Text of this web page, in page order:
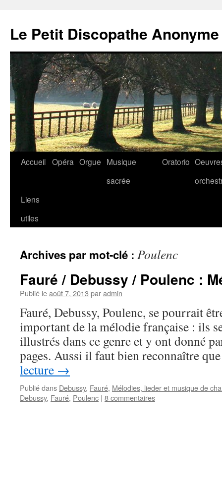
contenu
Le Petit Discopathe Anonyme
Accueil Opéra Orgue Musique
sacrée
Oratorio
Liens
utiles
Archives par mot-clé : Poulenc
Fauré / Debussy / Poulenc :
Publié leaoût 7, 2013 paradmin
Fauré, Debussy, Poulenc, se pourrait
important de la mélodie française : ils
illustrés dans ce genre et y ont donné
pages. Aussi il faut bien reconnaître
lecture →
Publié dans Debussy, Fauré, Mélodies, lieder et musique de
Debussy, Fauré, Poulenc | 8 commentaires